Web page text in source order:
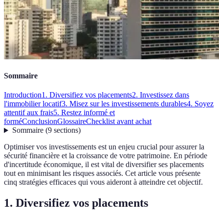
Sommaire
Introduction1. Diversifiez vos placements2. Investissez dans
l'immobilier locatif3. Misez sur les investissements durables4. Soyez
attentif aux frais5. Restez informé et
forméConclusionGlossaireChecklist avant achat
Sommaire(9 sections)
Optimiser vos investissements est un enjeu crucial pour assurer la
sécurité financière et la croissance de votre patrimoine. En période
d'incertitude économique, il est vital de diversifier ses placements
tout en minimisant les risques associés. Cet article vous présente
cinq stratégies efficaces qui vous aideront à atteindre cet objectif.
1. Diversifiez vos placements